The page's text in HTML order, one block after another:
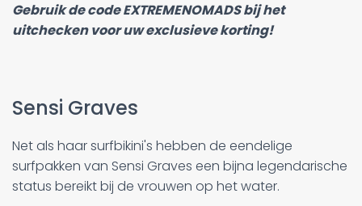
Gebruik de code EXTREMENOMADS bij het
uitchecken voor uw exclusieve korting!
Sensi Graves
Net als haar surfbikini's hebben de eendelige
surfpakken van Sensi Graves een bijna legendarische
status bereikt bij de vrouwen op het water.